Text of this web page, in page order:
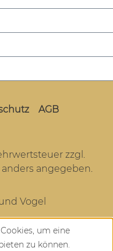
AGB
zzgl.
angegeben.
Vogel
um eine
zu können.